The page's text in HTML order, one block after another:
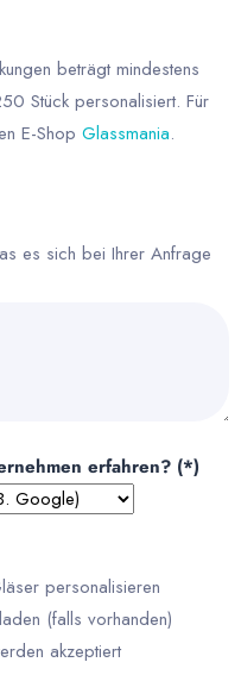
beträgt mindestens
Stück personalisiert. Für
E-Shop Glassmania.
es sich bei Ihrer Anfrage
erfahren? (*)
personalisieren
(falls vorhanden)
akzeptiert